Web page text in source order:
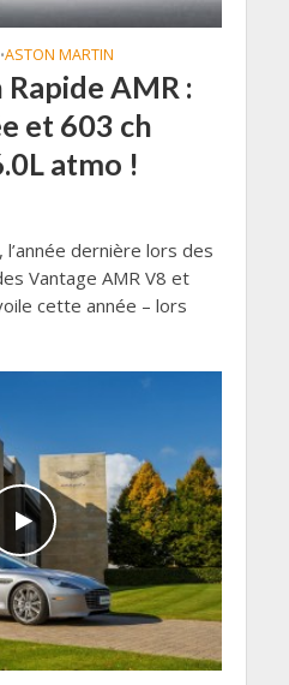
•ASTON MARTIN
AMR :
et 603 ch
atmo !
dernière lors des
Vantage AMR V8 et
cette année – lors